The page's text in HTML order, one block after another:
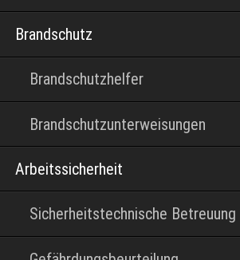
Brandschutz
Brandschutzhelfer
Brandschutzunterweisungen
Arbeitssicherheit
Sicherheitstechnische Betreuung